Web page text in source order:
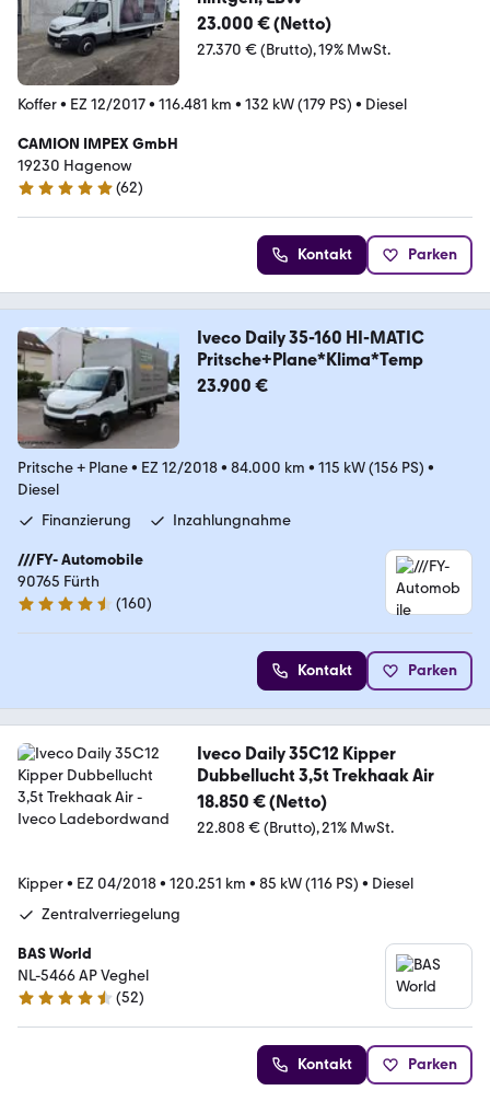
23.000 € (Netto)
27.370 € (Brutto) 19% MwSt.
Koffer• EZ 12/2017• 116.481 km • 132 kW (179 PS) • Diesel
CAMION IMPEX GmbH
19230 Hagenow
5 Sterne
(62)
Kontakt Parken
Iveco Daily 35-160 HI-MATIC
Pritsche+Plane*Klima*Temp
23.900 €
Pritsche + Plane• EZ 12/2018• 84.000 km • 115 kW (156 PS) •
Diesel
Finanzierung
Inzahlungnahme
///FY- Automobile
90765 Fürth
4.3 Sterne
(160)
Kontakt Parken
Iveco Daily 35C12 Kipper
Dubbellucht 3,5t Trekhaak Air
18.850 € (Netto)
22.808 € (Brutto) 21% MwSt.
Kipper• EZ 04/2018• 120.251 km • 85 kW (116 PS) • Diesel
Zentralverriegelung
BAS World
NL-5466 AP Veghel
4.7 Sterne
(52)
Kontakt Parken